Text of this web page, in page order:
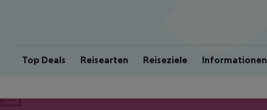
Top Deals Reisearten Reiseziele Informationen